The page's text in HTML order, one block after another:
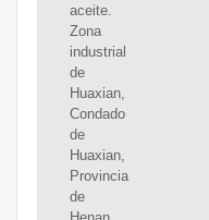
aceite.
Zona
industrial
de
Huaxian,
Condado
de
Huaxian,
Provincia
de